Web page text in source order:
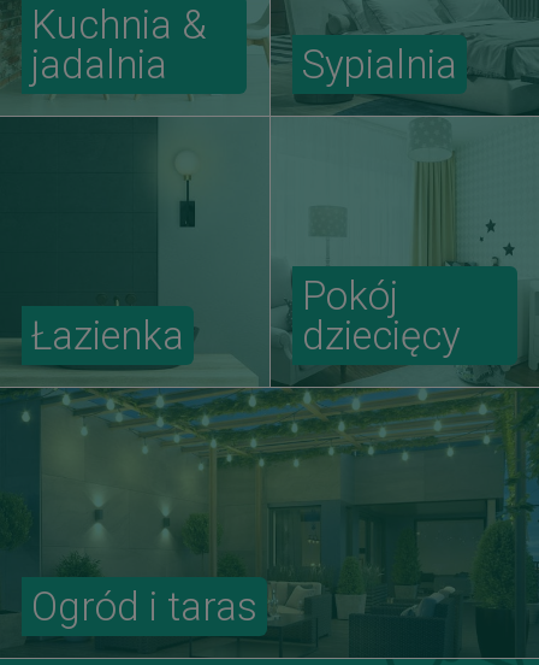
Kuchnia &
jadalnia
Sypialnia
Ogród i taras
Łazienka
Pokój
dziecięcy